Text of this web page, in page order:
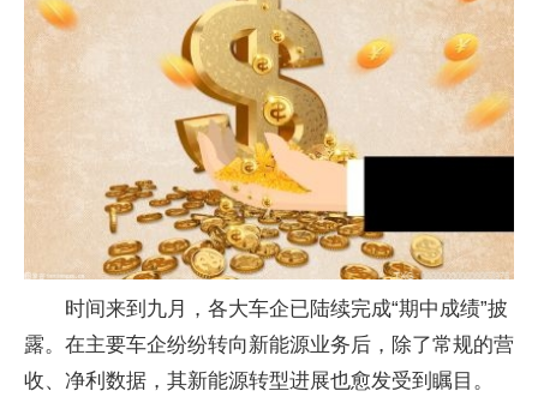
时间来到九月，各大车企已陆续完成“期中成绩”披
露。在主要车企纷纷转向新能源业务后，除了常规的营
收、净利数据，其新能源转型进展也愈发受到瞩目。